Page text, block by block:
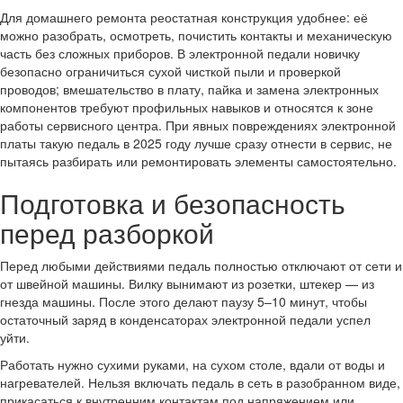
Для домашнего ремонта реостатная конструкция удобнее: её
можно разобрать, осмотреть, почистить контакты и механическую
часть без сложных приборов. В электронной педали новичку
безопасно ограничиться сухой чисткой пыли и проверкой
проводов; вмешательство в плату, пайка и замена электронных
компонентов требуют профильных навыков и относятся к зоне
работы сервисного центра. При явных повреждениях электронной
платы такую педаль в 2025 году лучше сразу отнести в сервис, не
пытаясь разбирать или ремонтировать элементы самостоятельно.
Подготовка и безопасность
перед разборкой
Перед любыми действиями педаль полностью отключают от сети и
от швейной машины. Вилку вынимают из розетки, штекер — из
гнезда машины. После этого делают паузу 5–10 минут, чтобы
остаточный заряд в конденсаторах электронной педали успел
уйти.
Работать нужно сухими руками, на сухом столе, вдали от воды и
нагревателей. Нельзя включать педаль в сеть в разобранном виде,